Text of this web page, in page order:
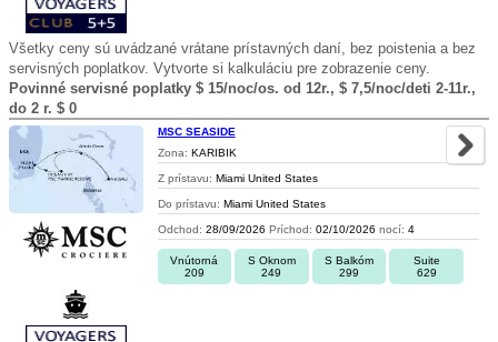
Všetky ceny sú uvádzané vrátane prístavných daní, bez poistenia a bez
servisných poplatkov. Vytvorte si kalkuláciu pre zobrazenie ceny.
Povinné servisné poplatky $ 15/noc/os. od 12r., $ 7,5/noc/deti 2-11r.,
do 2 r. $ 0
MSC SEASIDE
Zona: KARIBIK
Z prístavu: Miami United States
Do prístavu: Miami United States
Odchod: 28/09/2026 Príchod: 02/10/2026 nocí: 4
Vnútorná
209
S Oknom
249
S Balkóm
299
Suite
629